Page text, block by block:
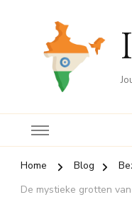
Home Blog
De mystieke grotten